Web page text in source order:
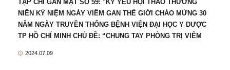
TẠP CHÍ GAN MẬT SỐ 59: "KỶ YẾU HỘI THẢO THƯỜNG
NIÊN KỶ NIỆM NGÀY VIÊM GAN THẾ GIỚI CHÀO MỪNG 30
NĂM NGÀY TRUYỀN THỐNG BỆNH VIỆN ĐẠI HỌC Y DƯỢC
TP HỒ CHÍ MINH CHỦ ĐỀ: “CHUNG TAY PHÒNG TRỊ VIÊM
2024.07.09